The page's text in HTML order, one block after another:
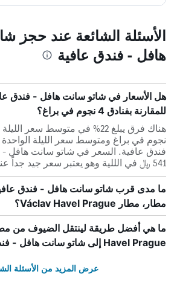
الأسئلة الشائعة عند حجز
هافل - فندق عافية
هل الأسعار في شاتو سانت هافل - فندق
للمقارنة بفنادق 4 نجوم في براغ؟
نجوم في براغ ومتوسط ​​سعر الليلة
فندق عافية. السعر في شاتو سانت هافل
541 ﷼ في الللية وهو يعتبر سعر جيد جداً عند الإقامة في براغ.
ما مدى قرب شاتو سانت هافل - فندق
مطار، مطار Václav Havel Prague؟
Havel Prague إلى شاتو سانت هافل - فندق عافية؟
عرض المزيد من الأسئلة